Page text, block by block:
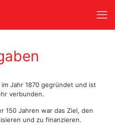
Jahr 1870 gegründet und ist
verbunden.
150 Jahren war das Ziel, den
und zu finanzieren.